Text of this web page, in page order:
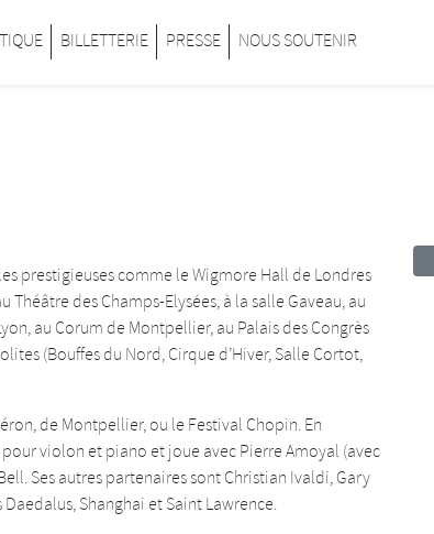
BILLETTERIE PRESSE NOUS SOUTENIR
prestigieuses comme le Wigmore Hall de Londres
des Champs-Elysées, à la salle Gaveau, au
au Corum de Montpellier, au Palais des Congrès
(Bouffes du Nord, Cirque d’Hiver, Salle Cortot,
de Montpellier, ou le Festival Chopin. En
violon et piano et joue avec Pierre Amoyal (avec
Ses autres partenaires sont Christian Ivaldi, Gary
Shanghai et Saint Lawrence.